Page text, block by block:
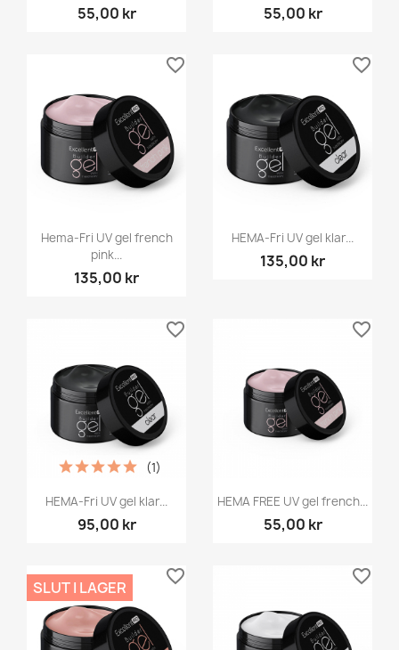
55,00 kr 55,00 kr
Hema-Fri UV gel french
pink...
135,00 kr
favorite_border
HEMA-Fri UV gel klar...
135,00 kr
favorite_border
HEMA-Fri UV gel klar...
95,00 kr
(1)
favorite_border
HEMA FREE UV gel french...
55,00 kr
favorite_border
SLUT I LAGER
favorite_border favorite_border